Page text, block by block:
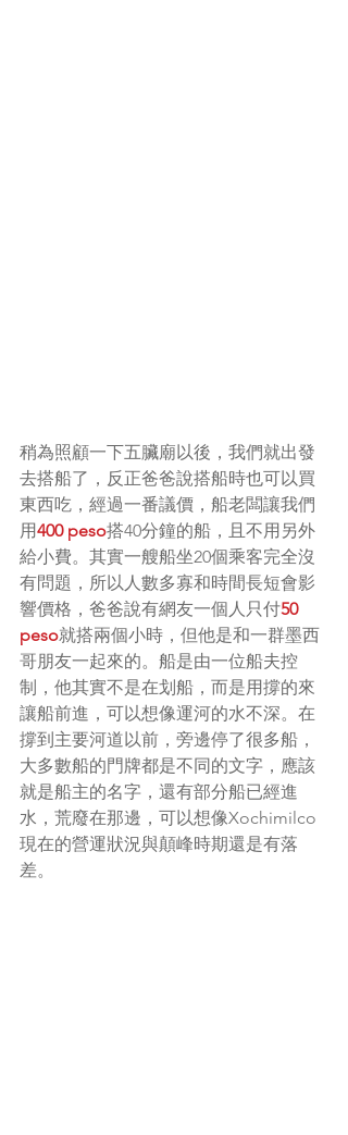
稍為照顧一下五臟廟以後，我們就出發
去搭船了，反正爸爸說搭船時也可以買
東西吃，經過一番議價，船老闆讓我們
用400 peso搭40分鐘的船，且不用另外
給小費。其實一艘船坐20個乘客完全沒
有問題，所以人數多寡和時間長短會影
響價格，爸爸說有網友一個人只付50
peso就搭兩個小時，但他是和一群墨西
哥朋友一起來的。船是由一位船夫控
制，他其實不是在划船，而是用撐的來
讓船前進，可以想像運河的水不深。在
撐到主要河道以前，旁邊停了很多船，
大多數船的門牌都是不同的文字，應該
就是船主的名字，還有部分船已經進
水，荒廢在那邊，可以想像Xochimilco
現在的營運狀況與顛峰時期還是有落
差。